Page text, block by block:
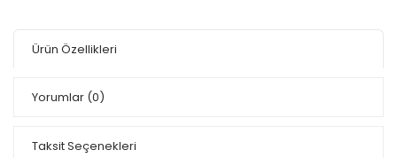
Ürün Özellikleri
Yorumlar (0)
Taksit Seçenekleri